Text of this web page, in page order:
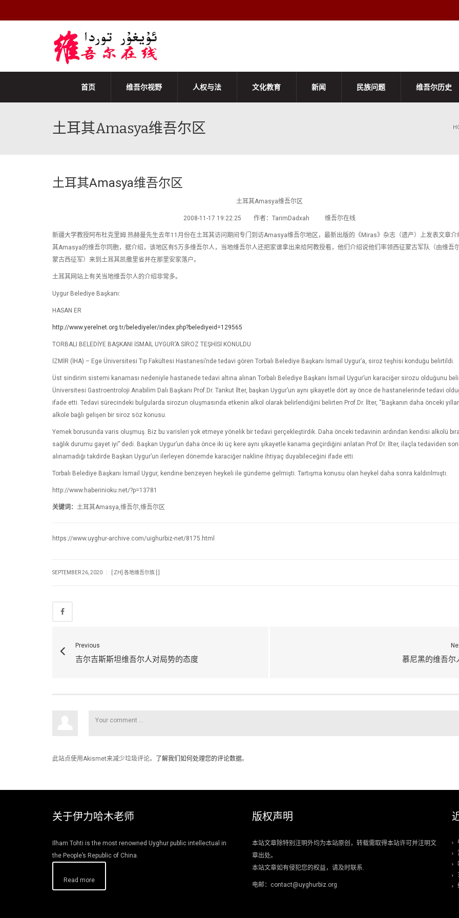
首页 维吾尔视野 人权与法 文化教育 新闻 民族问题 维吾尔历史
土耳其Amasya维吾尔区
土耳其Amasya维吾尔区
土耳其Amasya维吾尔区
2008-11-17 19:22:25 作者：TarimDadxah 维吾尔在线
新疆大学教授阿布杜克里姆.热赫曼先生去年11月份在土耳其访问期间专门到访Amasya维吾尔地区，最新出版的《Miras》杂志（遗产）上发表文章介
其Amasya的维吾尔同胞，据介绍，该地区有5万多维吾尔人，当地维吾尔人还把家谱拿出来给阿教授看，他们介绍说他们率领西征蒙古军队（由维吾
蒙古西征军）来到土耳其凯撒里省并在那里安家落户。
土耳其网站上有关当地维吾尔人的介绍非常多。
Uygur Belediye Başkanı:
HASAN ER
http://www.yerelnet.org.tr/belediyeler/index.php?belediyeid=129565
TORBALI BELEDİYE BAŞKANI İSMAİL UYGUR’A SİROZ TEŞHİSİ KONULDU
İZMİR (İHA) – Ege Üniversitesi Tıp Fakültesi Hastanesi’nde tedavi gören Torbalı Belediye Başkanı İsmail Uygur’a, siroz teşhisi konduğu belirtildi.
Üst sindirim sistemi kanaması nedeniyle hastanede tedavi altına alınan Torbalı Belediye Başkanı İsmail Uygur’un karaciğer sirozu olduğunu
Üniversitesi Gastroentroloji Anabilim Dalı Başkanı Prof.Dr. Tankut İlter, başkan Uygur’un aynı şikayetle dört ay önce de hastanelerinde tedavi
ifade etti. Tedavi sürecindeki bulgularda sirozun oluşmasında etkenin alkol olarak belirlendiğini belirten Prof.Dr. İlter, “Başkanın daha önceki
alkole bağlı gelişen bir siroz söz konusu.
Yemek borusunda varis oluşmuş. Biz bu varisleri yok etmeye yönelik bir tedavi gerçekleştirdik. Daha önceki tedavinin ardından kendisi alkolü
sağlık durumu gayet iyi” dedi. Başkan Uygur’un daha önce iki üç kere aynı şikayetle kanama geçirdiğini anlatan Prof.Dr. İlter, ilaçla tedaviden
alınamadığı takdirde Başkan Uygur’un ilerleyen dönemde karaciğer nakline ihtiyaç duyabileceğini ifade etti.
Torbalı Belediye Başkanı İsmail Uygur, kendine benzeyen heykeli ile gündeme gelmişti. Tartışma konusu olan heykel daha sonra kaldırılmıştı.
http://www.haberinioku.net/?p=13781
关键词： 土耳其Amasya,维吾尔,维吾尔区
https://www.uyghur-archive.com/uighurbiz-net/8175.html
SEPTEMBER 26, 2020 [:ZH] 各地维吾尔族 [:]
Previous
吉尔吉斯斯坦维吾尔人对局势的态度 慕尼黑的维吾尔
此站点使用Akismet来减少垃圾评论。 了解我们如何处理您的评论数据。
关于伊力哈木老师
Ilham Tohti is the most renowned Uyghur public intellectual in
the People’s Republic of China.
Read more
版权声明
本站文章除特别注明外均为本站原创，转载需取得本站许可并注明文
章出处。
本站文章如有侵犯您的权益，请及时联系.
电邮：contact@uyghurbiz.org